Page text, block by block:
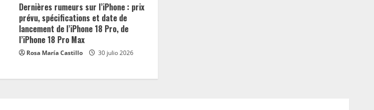
Dernières rumeurs sur l’iPhone : prix
prévu, spécifications et date de
lancement de l’iPhone 18 Pro, de
l’iPhone 18 Pro Max
Rosa María Castillo 30 julio 2026